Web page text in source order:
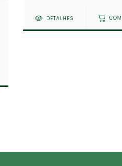
DETALHES